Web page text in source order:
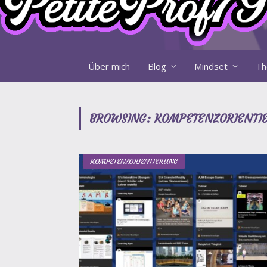
Über mich Blog Mindset
BROWSING:
KOMPETENZORIENTIERUNG